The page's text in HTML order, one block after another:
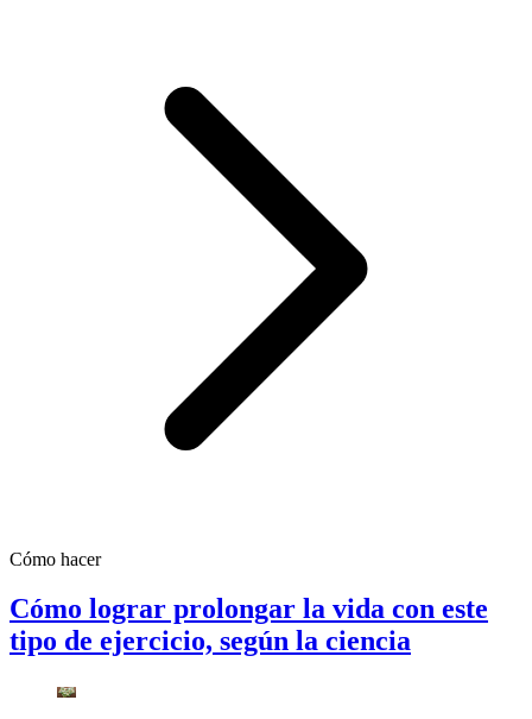
Cómo hacer
Cómo lograr prolongar la vida con este
tipo de ejercicio, según la ciencia